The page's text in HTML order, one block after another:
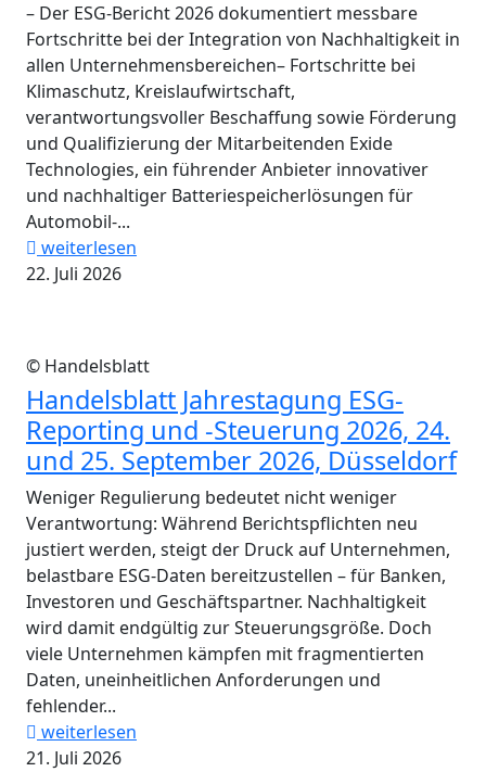
– Der ESG-Bericht 2026 dokumentiert messbare
Fortschritte bei der Integration von Nachhaltigkeit in
allen Unternehmensbereichen– Fortschritte bei
Klimaschutz, Kreislaufwirtschaft,
verantwortungsvoller Beschaffung sowie Förderung
und Qualifizierung der Mitarbeitenden Exide
Technologies, ein führender Anbieter innovativer
und nachhaltiger Batteriespeicherlösungen für
Automobil-...
weiterlesen
22. Juli 2026
© Handelsblatt
Handelsblatt Jahrestagung ESG-
Reporting und -Steuerung 2026, 24.
und 25. September 2026, Düsseldorf
Weniger Regulierung bedeutet nicht weniger
Verantwortung: Während Berichtspflichten neu
justiert werden, steigt der Druck auf Unternehmen,
belastbare ESG-Daten bereitzustellen – für Banken,
Investoren und Geschäftspartner. Nachhaltigkeit
wird damit endgültig zur Steuerungsgröße. Doch
viele Unternehmen kämpfen mit fragmentierten
Daten, uneinheitlichen Anforderungen und
fehlender...
weiterlesen
21. Juli 2026